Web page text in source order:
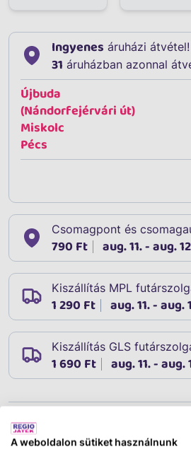
Ingyenes áruházi átvétel!
31 áruházban azonnal
Újbuda
(Nándorfejérvári út)
Miskolc
Pécs
Csomagpont és
790 Ft aug. 11. - aug.
Kiszállítás MPL
1 290 Ft aug. 11. - aug.
Kiszállítás GLS
1 690 Ft aug. 11. - aug.
Leírás
A weboldalon sütiket használnunk